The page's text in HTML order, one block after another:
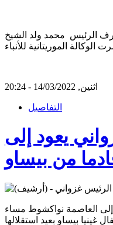
الرئيس محمد ولد الشيخ
اثنين, 14/03/2022 - 20:24
التفاصيل
يعود إلى
من بيساو
إلى العاصمة نواكشوط مساء